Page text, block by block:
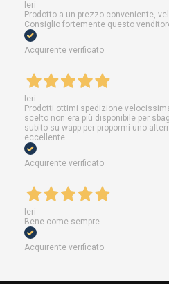
Ieri
Prodotto a un prezzo conveniente,
Consiglio fortemente questo
Acquirente verificato
Ieri
Prodotti ottimi spedizione
scelto non era più disponibile per
subito su wapp per propormi uno
eccellente
Acquirente verificato
Ieri
Bene come sempre
Acquirente verificato